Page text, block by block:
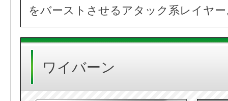
をバーストさせるアタック系レイヤー
ワイバーン